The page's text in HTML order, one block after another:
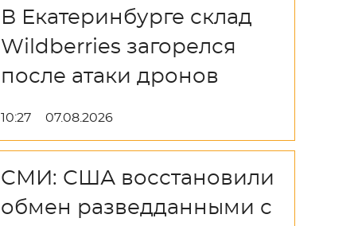
В Екатеринбурге склад
Wildberries загорелся
после атаки дронов
10:27 07.08.2026
СМИ: США восстановили
обмен разведданными с